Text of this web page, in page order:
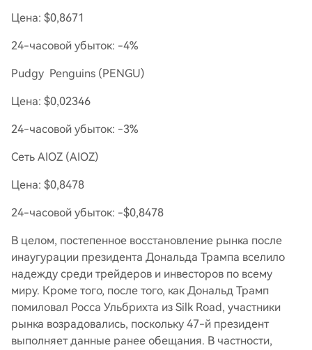
Цена: $0,8671
24-часовой убыток: -4%
Pudgy Penguins (PENGU)
Цена: $0,02346
24-часовой убыток: -3%
Сеть AIOZ (AIOZ)
Цена: $0,8478
24-часовой убыток: -$0,8478
В целом, постепенное восстановление рынка после
инаугурации президента Дональда Трампа вселило
надежду среди трейдеров и инвесторов по всему
миру. Кроме того, после того, как Дональд Трамп
помиловал Росса Ульбрихта из Silk Road, участники
рынка возрадовались, поскольку 47-й президент
выполняет данные ранее обещания. В частности,